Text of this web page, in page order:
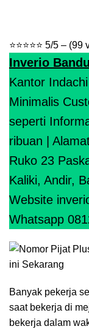
⭐⭐⭐⭐⭐ 5/5 – (99
Inverio
Kantor
Minimalis
seperti
ribuan |
Ruko 23
Kaliki, Andir,
Website
Whatsapp
Banyak pekerja
saat bekerja di
bekerja dalam